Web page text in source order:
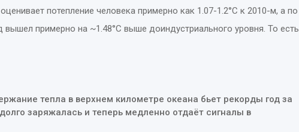
потепление человека примерно как 1.07-1.2°C к 2010-м, а по
вышел примерно на ~1.48°C выше доиндустриального уровня. То есть
тепла в верхнем километре океана бьет рекорды год за
заряжалась и теперь медленно отдаёт сигналы в